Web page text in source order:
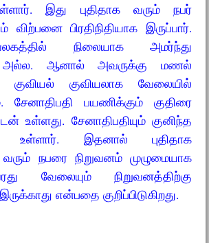
இது புதிதாக வரும் நபர்
விற்பனை பிரதிநிதியாக இருப்பார்.
நிலையாக அமர்ந்து
அல்ல. ஆனால் அவருக்கு மணல்
குவியலாக வேலையில்
பயணிக்கும் குதிரை
உள்ளது. சேனாதிபதியும் குனிந்த
உள்ளார். இதனால் புதிதாக
வரும் நபரை நிறுவனம் முழுமையாக
வேலையும் நிறுவனத்திற்கு
என்பதை குறிப்பிடுகிறது.